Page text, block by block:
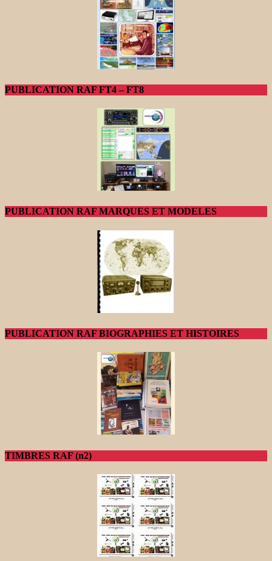
PUBLICATION RAF FT4 – FT8
PUBLICATION RAF MARQUES ET MODELES
PUBLICATION RAF BIOGRAPHIES ET HISTOIRES
TIMBRES RAF (n2)